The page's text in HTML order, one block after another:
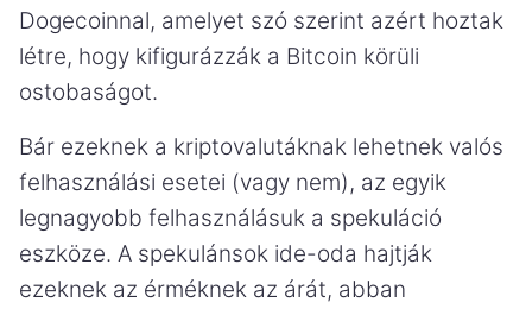
Dogecoinnal, amelyet szó szerint azért hoztak
létre, hogy kifigurázzák a Bitcoin körüli
ostobaságot.
Bár ezeknek a kriptovalutáknak lehetnek valós
felhasználási esetei (vagy nem), az egyik
legnagyobb felhasználásuk a spekuláció
eszköze. A spekulánsok ide-oda hajtják
ezeknek az érméknek az árát, abban